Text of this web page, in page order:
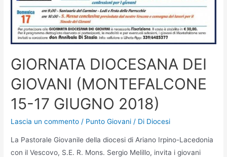
GIORNATA DIOCESANA DEI
GIOVANI (MONTEFALCONE
15-17 GIUGNO 2018)
Lascia un commento / Punto Giovani / Di Diocesi
La Pastorale Giovanile della diocesi di Ariano Irpino-Lacedonia
con il Vescovo, S.E. R. Mons. Sergio Melillo, invita i giovani